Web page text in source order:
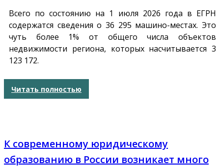
Всего по состоянию на 1 июля 2026 года в ЕГРН
содержатся сведения о 36 295 машино-местах. Это
чуть более 1% от общего числа объектов
недвижимости региона, которых насчитывается 3
123 172.
Читать полностью
К современному юридическому
образованию в России возникает много